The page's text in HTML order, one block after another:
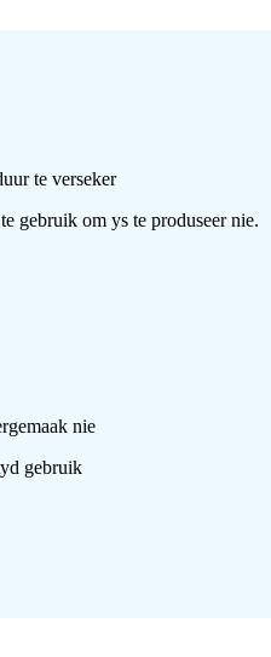
te verseker
gebruik om ys te produseer nie.
nie
gebruik